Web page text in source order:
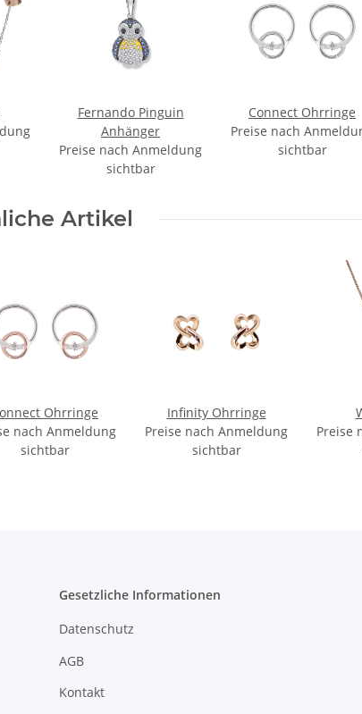
Fernando Pinguin
Anhänger
Preise nach Anmeldung
sichtbar
Connect Ohrringe
Preise nach
sichtbar
Artikel
Ohrringe
nach Anmeldung
sichtbar
Infinity Ohrringe
Preise nach Anmeldung
sichtbar
Preise
Gesetzliche Informationen
Datenschutz
AGB
Kontakt